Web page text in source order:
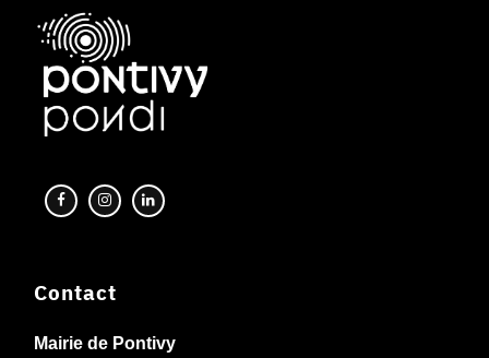
Contact
Mairie de Pontivy